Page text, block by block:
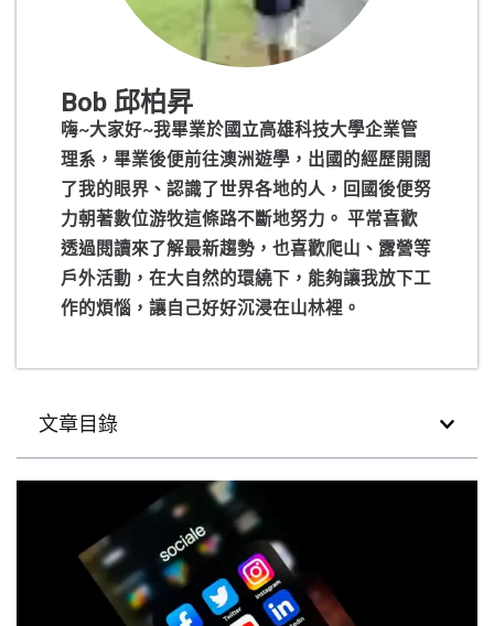
Bob 邱柏昇
嗨~大家好~我畢業於國立高雄科技大學企業管
理系，畢業後便前往澳洲遊學，出國的經歷開闊
了我的眼界、認識了世界各地的人，回國後便努
力朝著數位游牧這條路不斷地努力。 平常喜歡
透過閱讀來了解最新趨勢，也喜歡爬山、露營等
戶外活動，在大自然的環繞下，能夠讓我放下工
作的煩惱，讓自己好好沉浸在山林裡。
文章目錄